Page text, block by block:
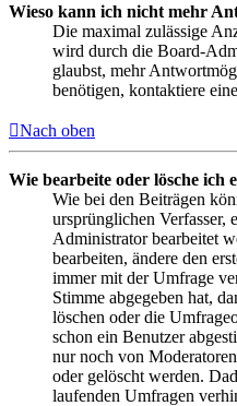
Wieso kann ich nicht mehr
Die maximal zulässige
wird durch die Board-
glaubst, mehr
benötigen, kontaktiere
Nach oben
Wie bearbeite oder lösche ich
Wie bei den Beiträgen
ursprünglichen Verfasser,
Administrator bearbeitet
bearbeiten, ändere den
immer mit der Umfrage
Stimme abgegeben hat,
löschen oder die
schon ein Benutzer
nur noch von
oder gelöscht werden.
laufenden Umfragen